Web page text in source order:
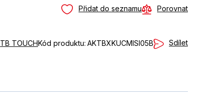
Přidat do seznamu Porovnat
TB TOUCHKód produktu: AKTBXKUCMISI05B Sdílet